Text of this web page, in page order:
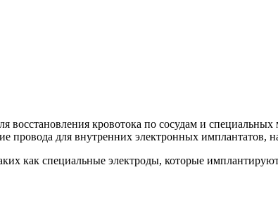
восстановления кровотока по сосудам и
провода для внутренних электронных имплантатов,
как специальные электроды, которые